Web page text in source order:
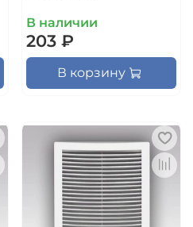
В наличии
203 ₽
В корзину